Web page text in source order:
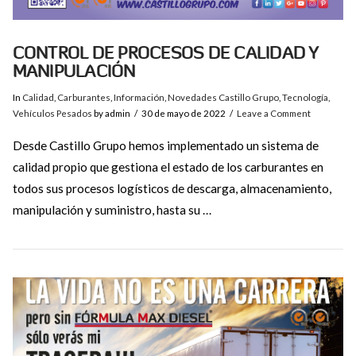
VIEW POST
CONTROL DE PROCESOS DE CALIDAD Y
MANIPULACIÓN
In Calidad Carburantes Información Novedades Castillo Grupo, Tecnología
Vehículos Pesados by admin 30 de mayo de 2022 Leave a Comment
Desde Castillo Grupo hemos implementado un sistema de
calidad propio que gestiona el estado de los carburantes en
todos sus procesos logísticos de descarga, almacenamiento,
manipulación y suministro, hasta su …